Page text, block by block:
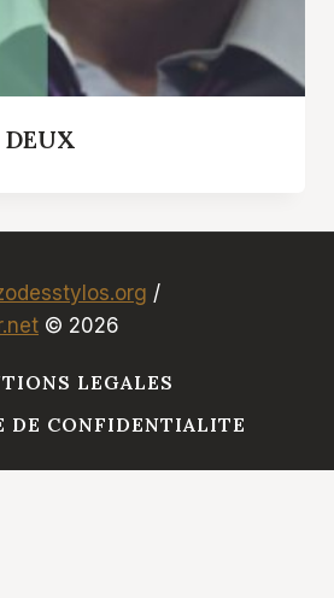
DEUX
/
© 2026
LEGALES
DE CONFIDENTIALITE